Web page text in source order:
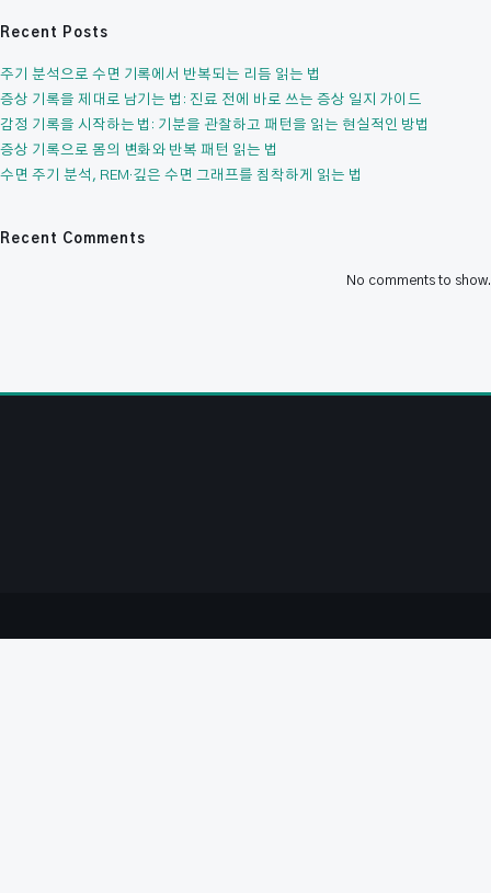
Recent Posts
주기 분석으로 수면 기록에서 반복되는 리듬 읽는 법
증상 기록을 제대로 남기는 법: 진료 전에 바로 쓰는 증상 일지 가이드
감정 기록을 시작하는 법: 기분을 관찰하고 패턴을 읽는 현실적인 방법
증상 기록으로 몸의 변화와 반복 패턴 읽는 법
수면 주기 분석, REM·깊은 수면 그래프를 침착하게 읽는 법
Recent Comments
No comments to show.